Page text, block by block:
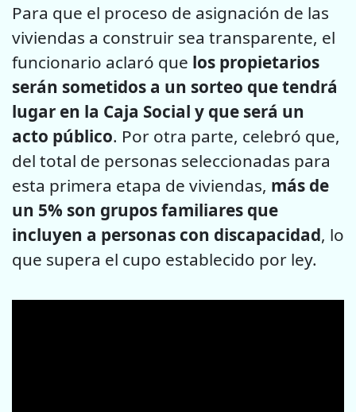
Para que el proceso de asignación de las
viviendas a construir sea transparente, el
funcionario aclaró que los propietarios
serán sometidos a un sorteo que tendrá
lugar en la Caja Social y que será un
acto público. Por otra parte, celebró que,
del total de personas seleccionadas para
esta primera etapa de viviendas, más de
un 5% son grupos familiares que
incluyen a personas con discapacidad, lo
que supera el cupo establecido por ley.